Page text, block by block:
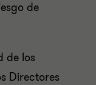
de
de los
Directores